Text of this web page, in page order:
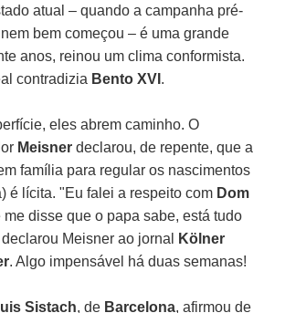
atual – quando a campanha pré-
bem começou – é uma grande
anos, reinou um clima conformista.
contradizia Bento XVI .
eles abrem caminho. O
Meisnerdeclarou, de repente, que a
família para regular os nascimentos
é lícita. "Eu falei a respeito com Dom
me disse que o papa sabe, está tudo
Meisner ao jornal
Kölner
. Algo impensável há duas semanas!
Sistach, de Barcelona, afirmou de